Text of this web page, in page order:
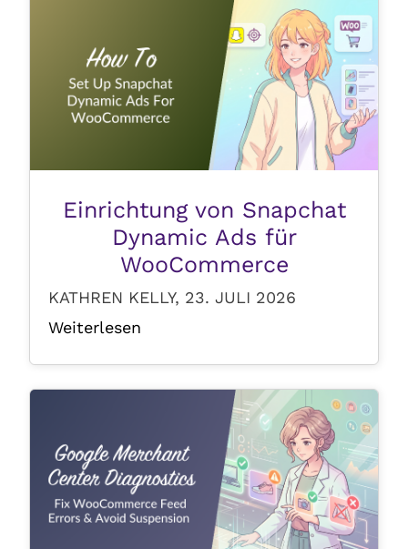
Einrichtung von Snapchat
Dynamic Ads für
WooCommerce
KATHREN KELLY, 23. JULI 2026
Weiterlesen